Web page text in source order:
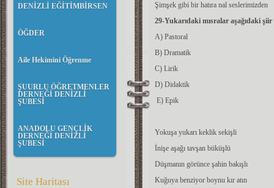
DENİZLİ EĞİTİMBİRSEN
ÖĞDER
Aile Hekimini Öğrenme
ŞUURLU ÖĞRETMENLER
DERNEĞİ DENİZLİ
ŞUBESİ
ANADOLU GENÇLİK
DERNEĞİ DENİZLİ
ŞUBESİ
Site Haritası
Şimşek gibi bir hatıra nal seslerimizden
29-Yukarıdaki mısralar aşağıdaki
A) Pastoral
B) Dramatik
C) Lirik
D) Didaktik
E) Epik
Yokuşa yukarı keklik sekişli
İnişe aşağı tavşan büküşlü
Düşmanın görünce şahin bakışlı
Kuğuya benziyor boynu kır atın